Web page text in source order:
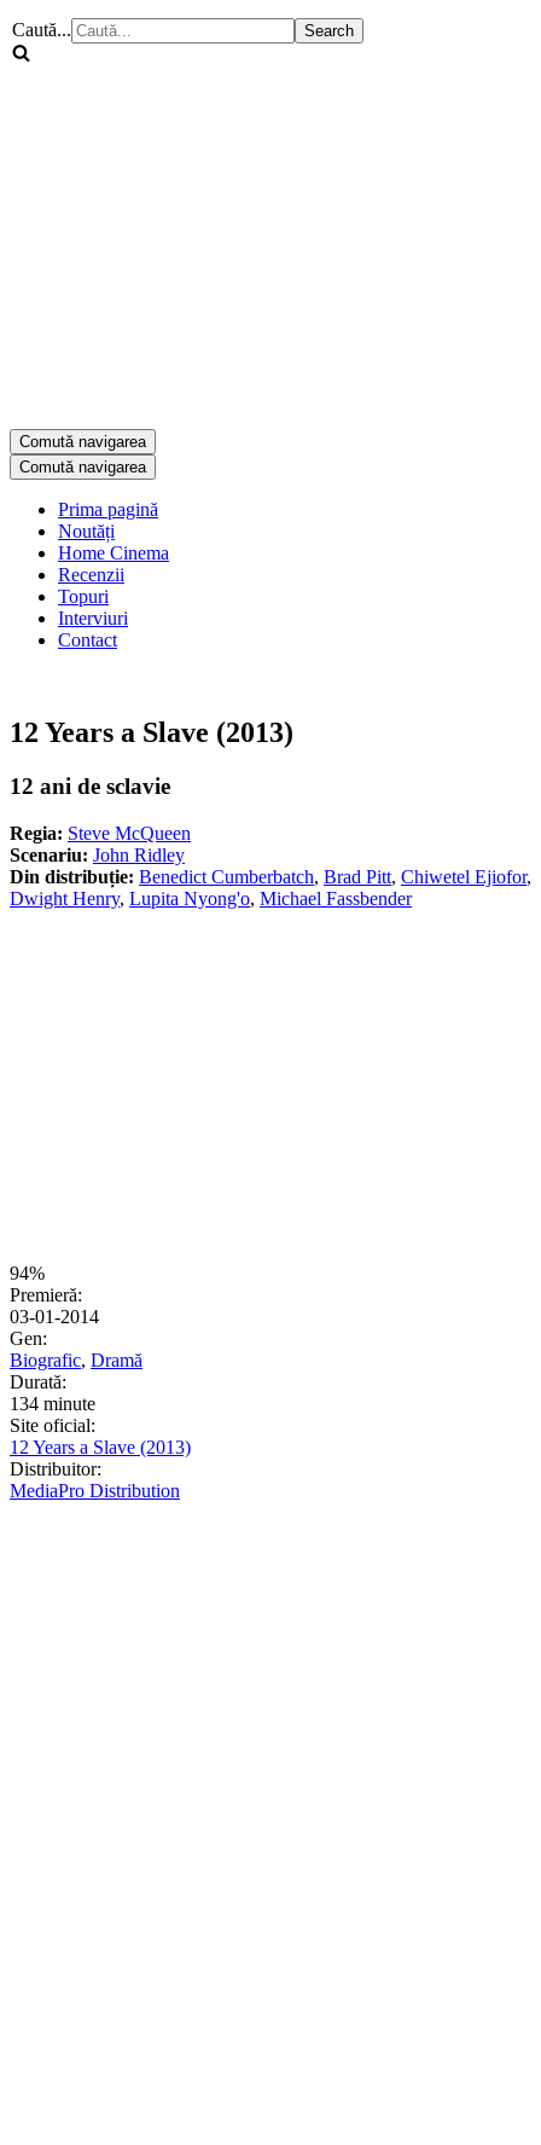
Caută...
Comută navigarea
Comută navigarea
Prima pagină
Noutăți
Home Cinema
Recenzii
Topuri
Interviuri
Contact
12 Years a Slave (2013)
12 ani de sclavie
Regia: Steve McQueen
Scenariu: John Ridley
Din distribuție: Benedict Cumberbatch, Brad Pitt, Chiwetel Ejiofor,
Dwight Henry, Lupita Nyong'o, Michael Fassbender
94%
Premieră:
03-01-2014
Gen:
Biografic, Dramă
Durată:
134 minute
Site oficial:
12 Years a Slave (2013)
Distribuitor:
MediaPro Distribution